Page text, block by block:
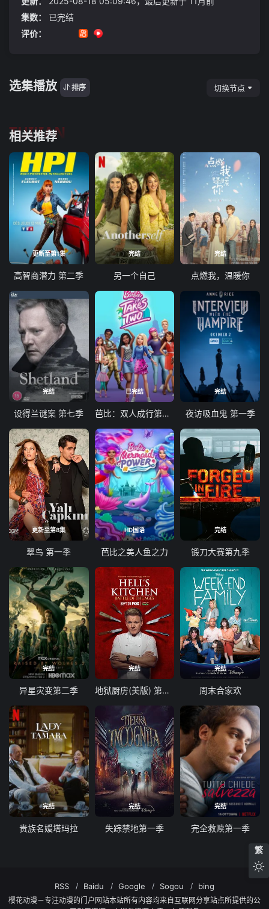
集数：
已完结
评价：
选集播放 排序 切换节点
相关推荐
TUIJIAN
更新至第1集
高智商潜力 第二季
完结
另一个自己
完结
点燃我，温暖你
完结
设得兰谜案 第七季
已完结
芭比：双人成行第一季
完结
夜访吸血鬼 第一季
更新至第8集
翠鸟 第一季
HD国语
芭比之美人鱼之力
完结
锻刀大赛第九季
完结
异星灾变第二季
完结
地狱厨房(美版) 第二十一季
完结
周末合家欢
完结
贵族名媛塔玛拉
完结
失踪禁地第一季
完结
完全救赎第一季
繁
RSS Baidu Google Sogou bing
樱花动漫－专注动漫的门户网站本站所有内容均来自互联网分享站点所提供的公